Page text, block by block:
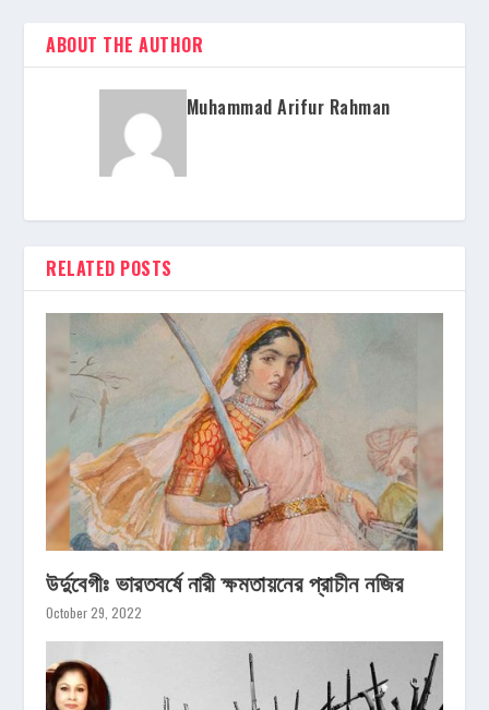
ABOUT THE AUTHOR
Muhammad Arifur Rahman
RELATED POSTS
উর্দুবেগীঃ ভারতবর্ষে নারী ক্ষমতায়নের প্রাচীন নজির
October 29, 2022